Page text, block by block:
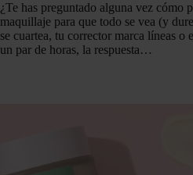
¿Te has preguntado alguna vez cómo
maquillaje para que todo se vea (y
se cuartea, tu corrector marca líneas o
un par de horas, la respuesta…